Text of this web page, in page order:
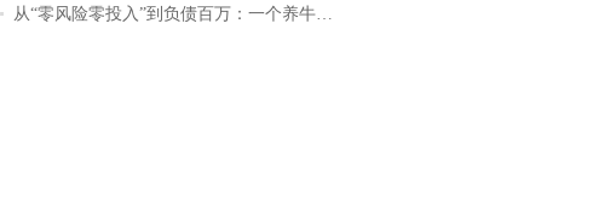
从“零风险零投入”到负债百万：一个养牛项目崩盘后，谁该为农户的贷款买单丨红星调查